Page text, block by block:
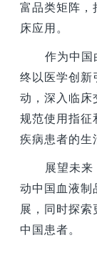
富品类矩阵，
床应用。
作为中国
终以医学创新
动，深入临床
规范使用指征
疾病患者的生
展望未
动中国血液制
展，同时探索
中国患者。